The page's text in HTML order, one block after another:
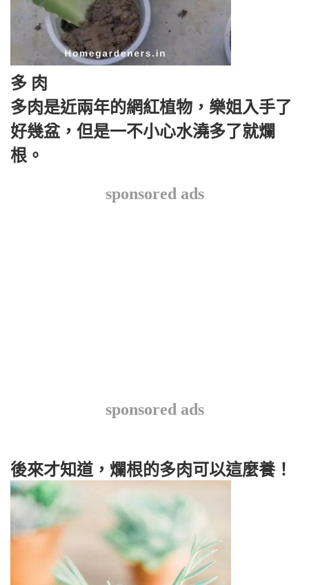
多 肉
多肉是近兩年的網紅植物，樂姐入手了
好幾盆，但是一不小心水澆多了就爛
根。
sponsored ads
sponsored ads
後來才知道，爛根的多肉可以這麼養！